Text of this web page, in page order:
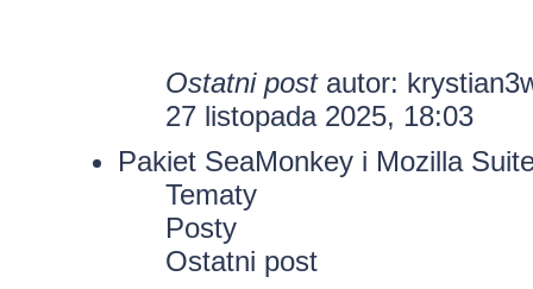
Ostatni postautor:
27 listopada 2025, 18:03
Pakiet SeaMonkey i Mozilla
Tematy
Posty
Ostatni post